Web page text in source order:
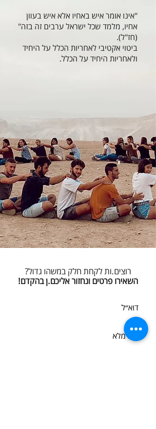
"אינו אומר איש באחיו אלא איש בעוון
אחיו, מלמד שכל ישראל ערבים זה בזה"
(חז"ל).
ביטוי אקטיבי לאחריות הכלל על היחיד
ולאחריות היחיד על הכלל.
רוצים.ות לקחת חלק במשהו גדול?
השאירו פרטים ונחזור אליכם.ן בהקדם!